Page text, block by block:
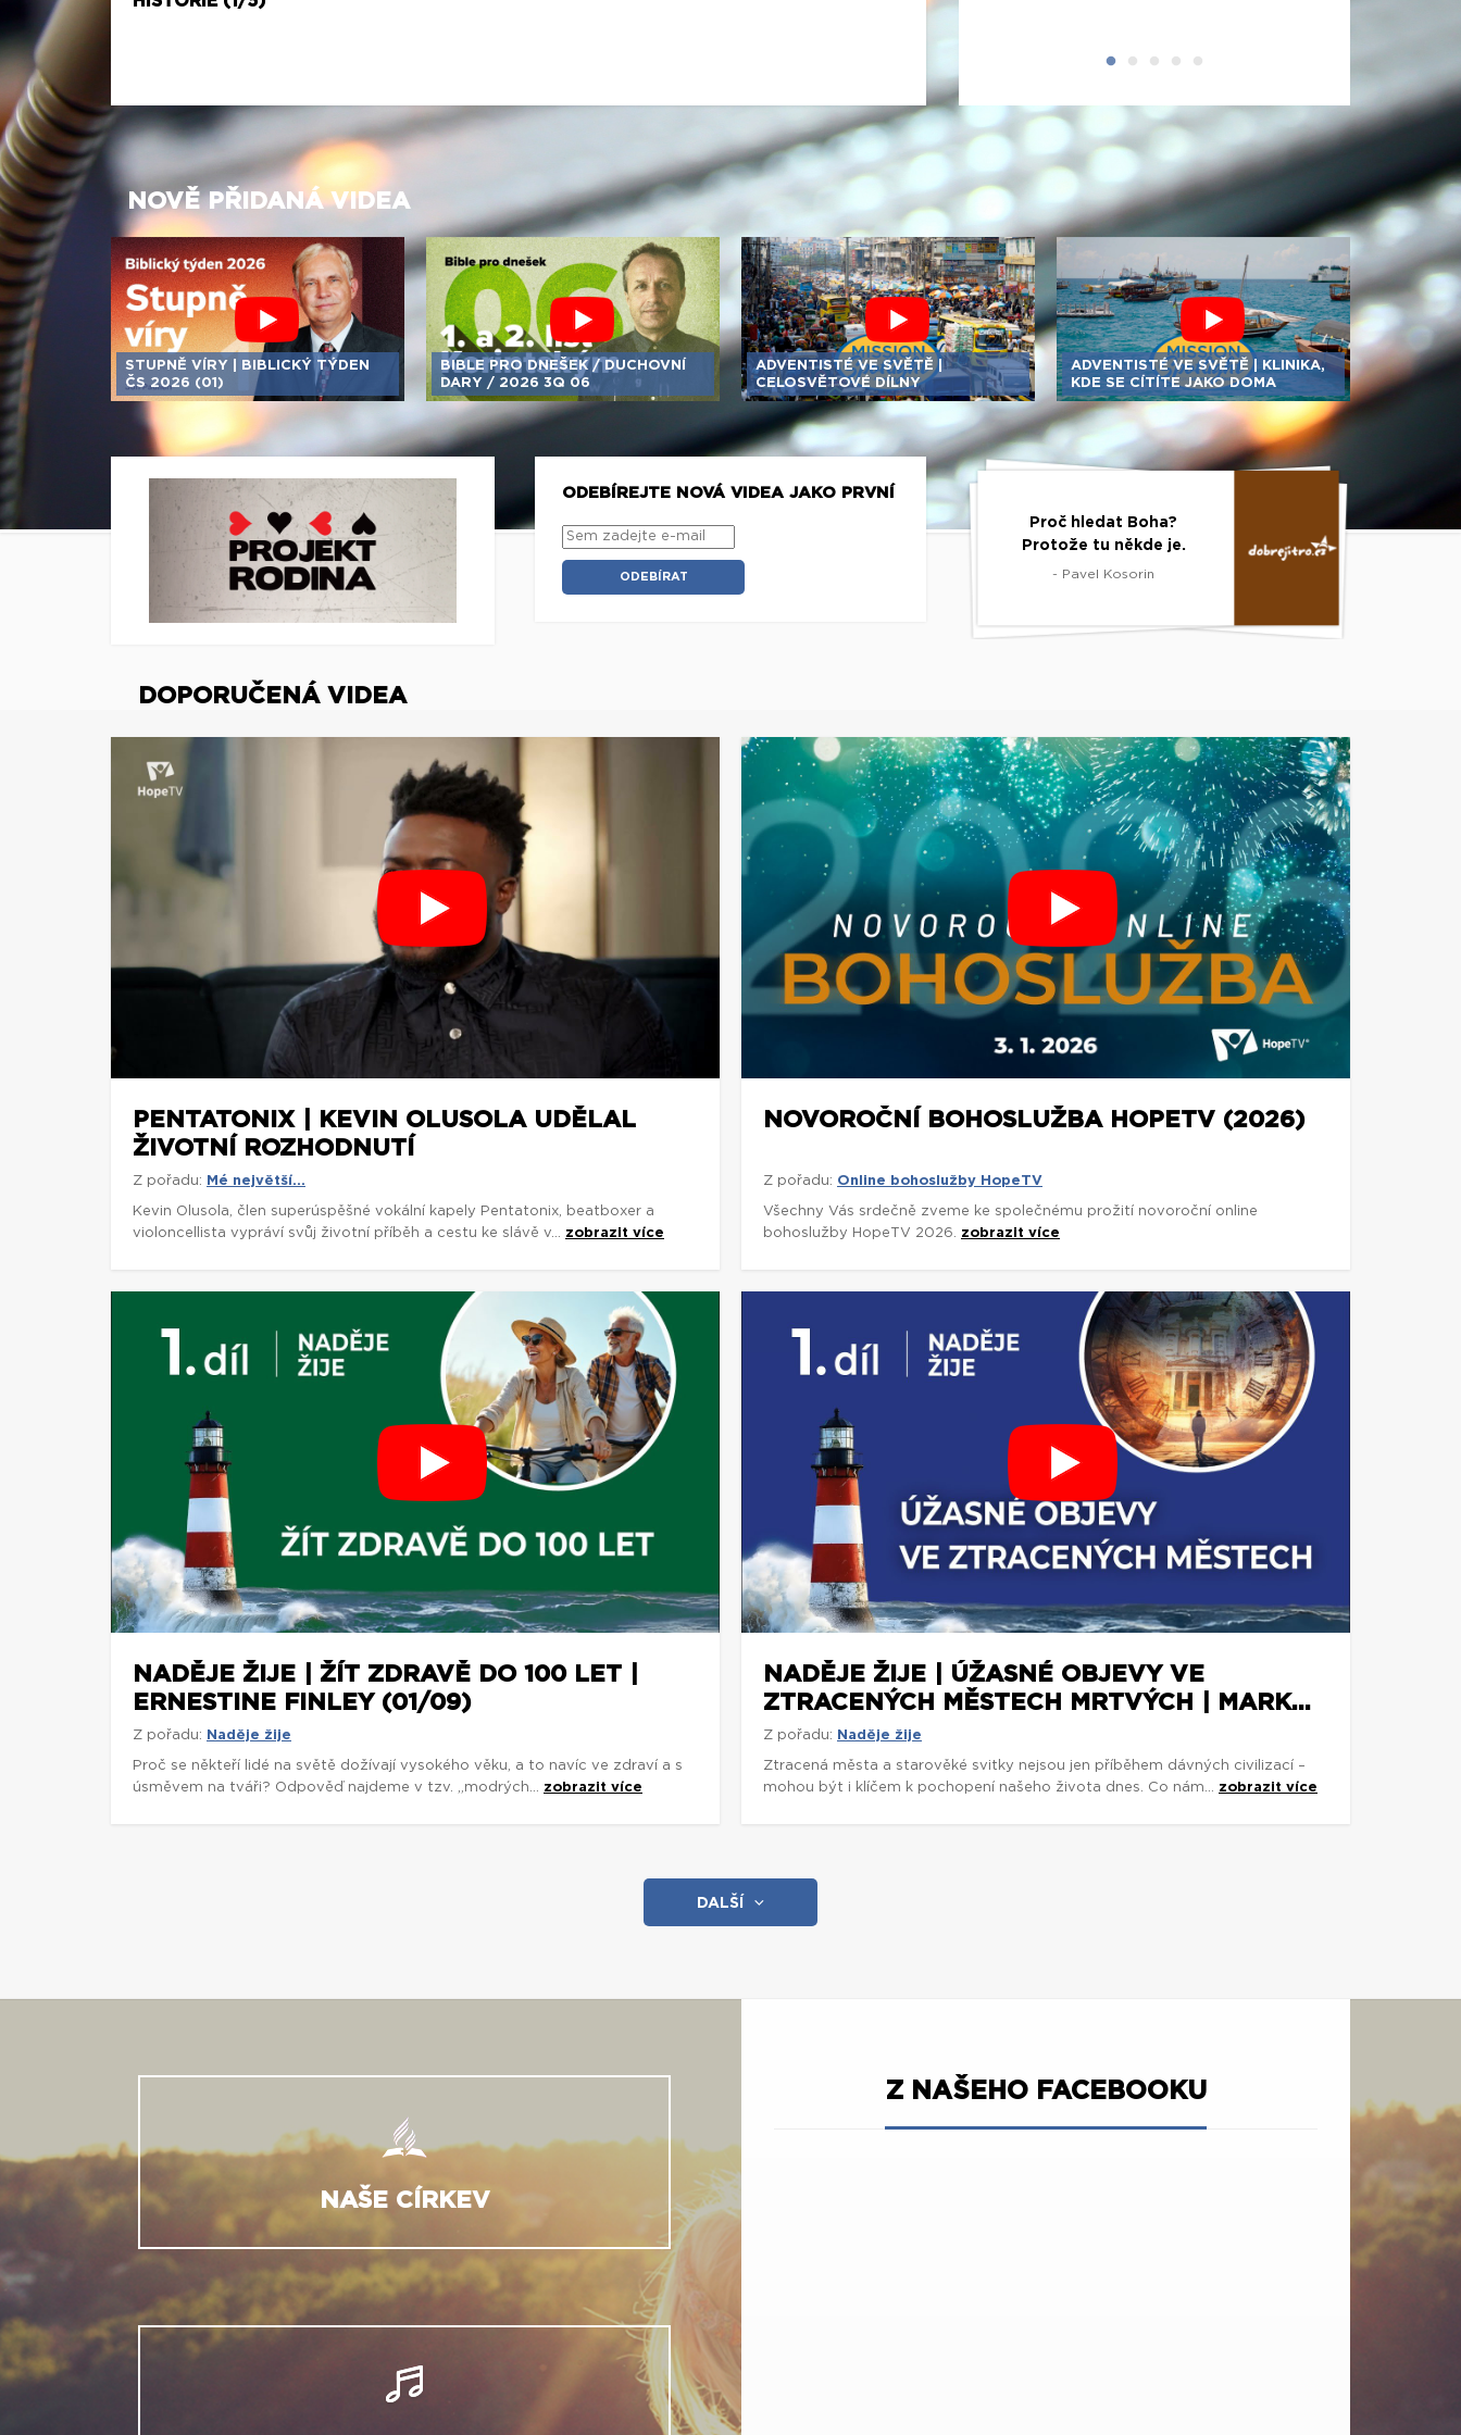
NOVĚ PŘIDANÁ VIDEA
STUPNĚ VÍRY | BIBLICKÝ TÝDEN
ČS 2026 (01)
BIBLE PRO DNEŠEK /​ DUCHOVNÍ
DARY /​ 2026 3Q 06
ADVENTISTÉ VE SVĚTĚ |
CELOSVĚTOVÉ DÍLNY
ADVENTISTÉ VE SVĚTĚ | KLINIKA,
KDE SE CÍTÍTE JAKO DOMA
ODEBÍREJTE NOVÁ VIDEA JAKO PRVNÍ
Proč hledat Boha?
Protože tu někde je.
- Pavel Kosorin
DOPORUČENÁ VIDEA
PENTATONIX | KEVIN OLUSOLA UDĚLAL
ŽIVOTNÍ ROZHODNUTÍ
Z pořadu: Mé největší...
Kevin Olusola, člen superúspěšné vokální kapely Pentatonix, beatboxer a
violoncellista vypráví svůj životní příběh a cestu ke slávě v... zobrazit více
NOVOROČNÍ BOHOSLUŽBA HOPETV (2026)
Z pořadu: Online bohoslužby HopeTV
Všechny Vás srdečně zveme ke společnému prožití novoroční online
bohoslužby HopeTV 2026. zobrazit více
NADĚJE ŽIJE | ŽÍT ZDRAVĚ DO 100 LET |
ERNESTINE FINLEY (01/09)
Z pořadu: Naděje žije
Proč se někteří lidé na světě dožívají vysokého věku, a to navíc ve zdraví a s
úsměvem na tváři? Odpověď najdeme v tzv. „modrých... zobrazit více
NADĚJE ŽIJE | ÚŽASNÉ OBJEVY VE
ZTRACENÝCH MĚSTECH MRTVÝCH | MARK...
Z pořadu: Naděje žije
Ztracená města a starověké svitky nejsou jen příběhem dávných civilizací –
mohou být i klíčem k pochopení našeho života dnes. Co nám... zobrazit více
DALŠÍ
NAŠE CÍRKEV
Z NAŠEHO FACEBOOKU